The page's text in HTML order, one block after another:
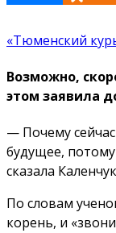
«Тюменский
Возможно,
этом заявила
— Почему
будущее,
сказала
По словам
корень, и